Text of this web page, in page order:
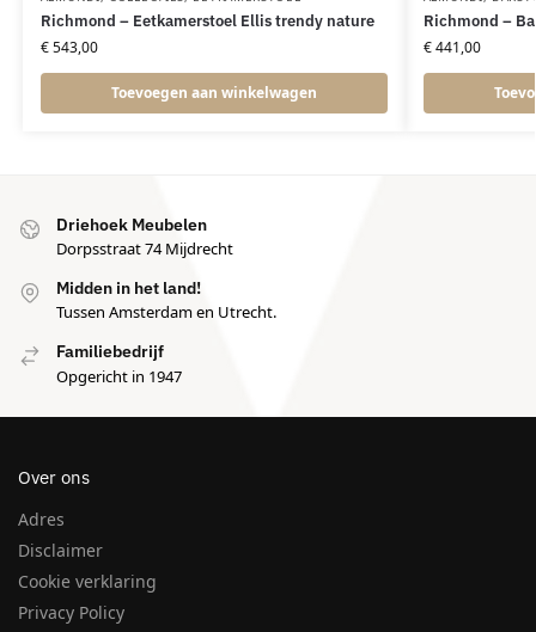
Richmond – Eetkamerstoel Ellis trendy nature
€543,00
Toevoegen aan winkelwagen
Richmond –
€441,00
Driehoek Meubelen
Dorpsstraat 74 Mijdrecht
Midden in het land!
Tussen Amsterdam en Utrecht.
Familiebedrijf
Opgericht in 1947
Over ons
Adres
Disclaimer
Cookie verklaring
Privacy Policy